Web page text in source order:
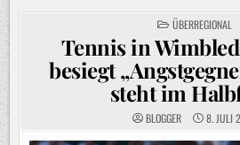
POSTED
IN
ÜBERREGIONAL
Tennis in
besiegt
steht im
BLOGGER 8. JULI